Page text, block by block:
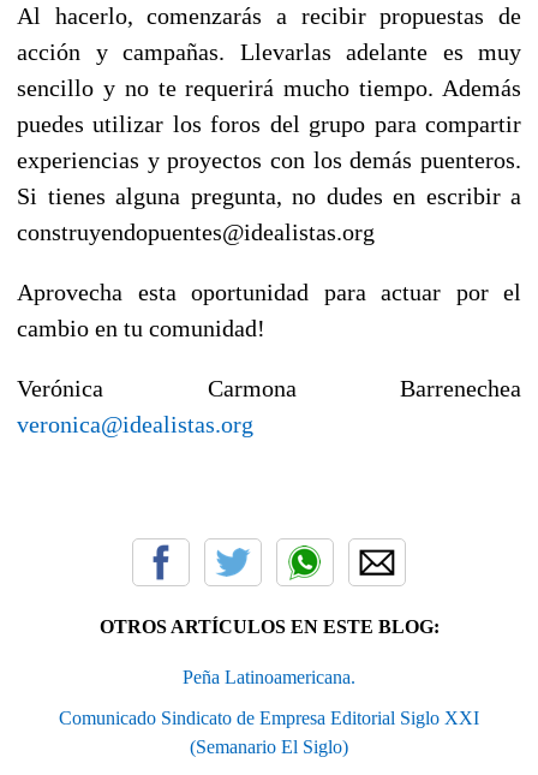
Al hacerlo, comenzarás a recibir propuestas de
acción y campañas. Llevarlas adelante es muy
sencillo y no te requerirá mucho tiempo. Además
puedes utilizar los foros del grupo para compartir
experiencias y proyectos con los demás puenteros.
Si tienes alguna pregunta, no dudes en escribir a
construyendopuentes@idealistas.org
Aprovecha esta oportunidad para actuar por el
cambio en tu comunidad!
Verónica Carmona Barrenechea
veronica@idealistas.org
OTROS ARTÍCULOS EN ESTE BLOG:
Peña Latinoamericana.
Comunicado Sindicato de Empresa Editorial Siglo XXI
(Semanario El Siglo)